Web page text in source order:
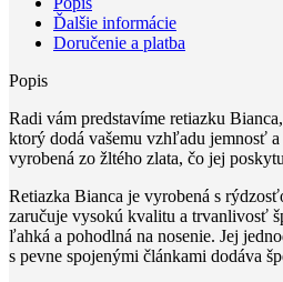
Ďalšie informácie
Doručenie a platba
Popis
Radi vám predstavíme retiazku
ktorý dodá vašemu vzhľadu jemnosť
vyrobená zo žltého zlata, čo jej
Retiazka Bianca je vyrobená s
zaručuje vysokú kvalitu a trvanlivosť
ľahká a pohodlná na nosenie. Jej
s pevne spojenými článkami dodáva